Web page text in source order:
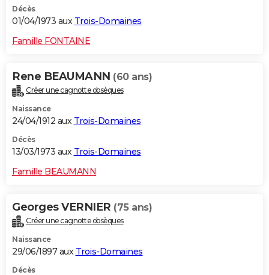
Décès
01/04/1973 aux Trois-Domaines
Famille FONTAINE
Rene BEAUMANN (60 ans)
Créer une cagnotte obsèques
Naissance
24/04/1912 aux Trois-Domaines
Décès
13/03/1973 aux Trois-Domaines
Famille BEAUMANN
Georges VERNIER (75 ans)
Créer une cagnotte obsèques
Naissance
29/06/1897 aux Trois-Domaines
Décès